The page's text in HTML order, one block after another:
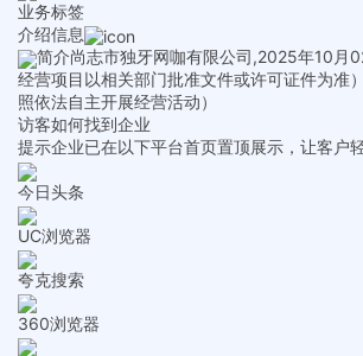
业务标签
介绍信息
简介尚志市独牙网咖有限公司,2025年10月
经营项目以相关部门批准文件或许可证件为准
照依法自主开展经营活动）
访客如何找到企业
提示企业已在以下平台首页置顶展示，让客户
今日头条
UC浏览器
夸克搜索
360浏览器